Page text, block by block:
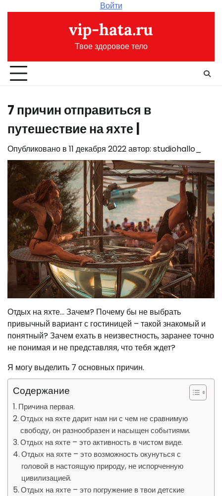
Войти
vip-hata.ru
Твое здоровое тело
7 причин отправиться в
путешествие на яхте |
Опубликовано в 11 декабря 2022автор: studiohallo_
Отдых на яхте… Зачем? Почему бы не выбрать
привычный вариант с гостиницей – такой знакомый и
понятный? Зачем ехать в неизвестность, заранее точно
не понимая и не представляя, что тебя ждет?
Я могу выделить 7 основных причин.
Содержание
Причина первая.
Отдых на яхте дарит нам ни с чем не сравнимую
свободу, он разнообразен и насыщен событиями.
Отдых на яхте – это активность в чистом виде.
Отдых на яхте – это возможность окунуться с
головой в настоящую природу, не испорченную
цивилизацией.
Отдых на яхте – это погружение в твои детские